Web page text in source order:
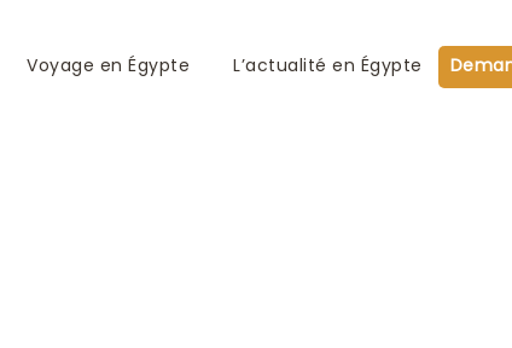
Voyage en Égypte L’actualité en Égypte